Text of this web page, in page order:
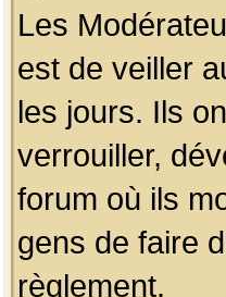
Les
est de veiller
les jours. Ils
verrouiller,
forum où ils
gens de faire
règlement.